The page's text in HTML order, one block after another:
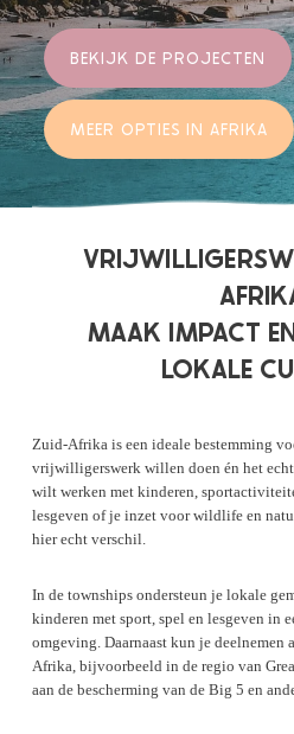
BEKIJK DE PROJECTEN
MEER OPTIES IN AFRIKA
MAAK IMPACT
LOKALE
Zuid-Afrika is een ideale bestemming
vrijwilligerswerk willen doen én het
wilt werken met kinderen,
lesgeven of je inzet voor wildlife en
hier echt verschil.
In de townships ondersteun je lokale
kinderen met sport, spel en lesgeven in
omgeving. Daarnaast kun je
Afrika, bijvoorbeeld in de regio van
aan de bescherming van de Big 5 en